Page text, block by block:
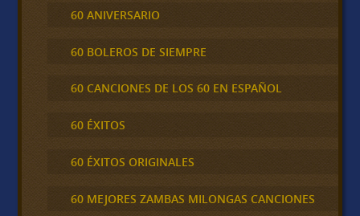
60 ANIVERSARIO
60 BOLEROS DE SIEMPRE
60 CANCIONES DE LOS 60 EN ESPAÑOL
60 ÉXITOS
60 ÉXITOS ORIGINALES
60 MEJORES ZAMBAS MILONGAS CANCIONES